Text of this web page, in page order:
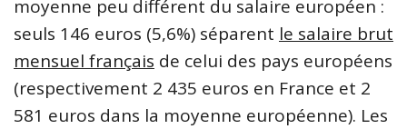
moyenne peu différent du salaire européen :
seuls 146 euros (5,6%) séparent le salaire brut
mensuel français de celui des pays européens
(respectivement 2 435 euros en France et 2
581 euros dans la moyenne européenne). Les